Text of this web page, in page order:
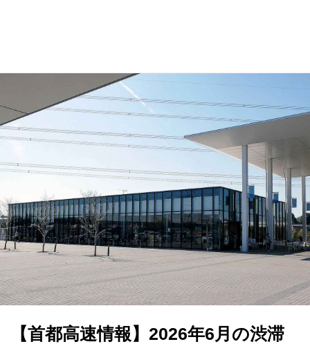
【首都高速情報】2026年6月の渋滞